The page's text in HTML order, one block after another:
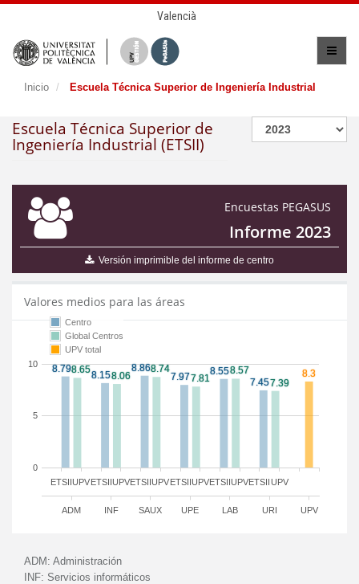
Valencià
Inicio Escuela Técnica Superior de Ingeniería Industrial
Escuela Técnica Superior de
Ingeniería Industrial (ETSII)
Encuestas PEGASUS
Informe 2023
Versión imprimible del informe de centro
Valores medios para las áreas
ETSII ETSII ETSII ETSII ETSII ETSII
UPV UPV UPV UPV UPV UPV
ADM INF SAUX UPE LAB URI UPV
0
5
10
Centro
Global Centros
UPV total
ADM: Administración
INF: Servicios informáticos